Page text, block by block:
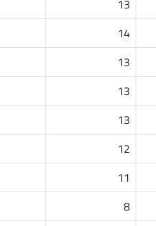
13
14
13
13
13
12
11
8